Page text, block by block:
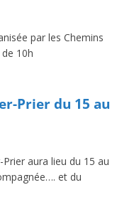
par les Chemins
10h
Prier du 15 au
aura lieu du 15 au
et du